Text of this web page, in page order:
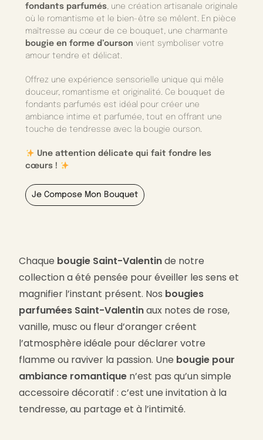
fondants parfumés, une création artisanale originale
où le romantisme et le bien-être se mêlent. En pièce
maîtresse au cœur de ce bouquet, une charmante
bougie en forme d’ourson vient symboliser votre
amour tendre et délicat.
Offrez une expérience sensorielle unique qui mêle
douceur, romantisme et originalité. Ce bouquet de
fondants parfumés est idéal pour créer une
ambiance intime et parfumée, tout en offrant une
touche de tendresse avec la bougie ourson.
Une attention délicate qui fait fondre les
cœurs !
Je Compose Mon Bouquet
Chaque bougie Saint-Valentinde notre
collection a été pensée pour éveiller les sens et
magnifier l’instant présent. Nos bougies
parfumées Saint-Valentinaux notes de rose,
vanille, musc ou fleur d’oranger créent
l’atmosphère idéale pour déclarer votre
flamme ou raviver la passion. Une bougie pour
ambiance romantique n’est pas qu’un simple
accessoire décoratif : c’est une invitation à la
tendresse, au partage et à l’intimité.